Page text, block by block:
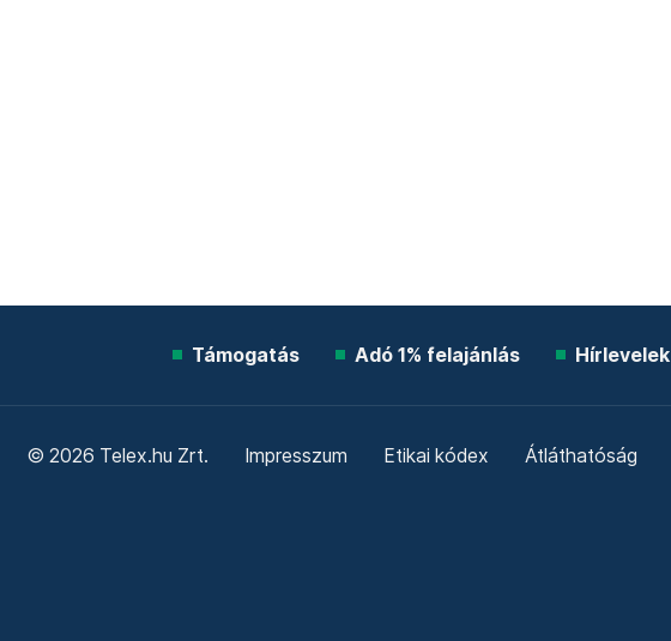
Támogatás Adó 1% felajánlás Hírlevelek
© 2026 Telex.hu Zrt. Impresszum Etikai kódex Átláthatóság